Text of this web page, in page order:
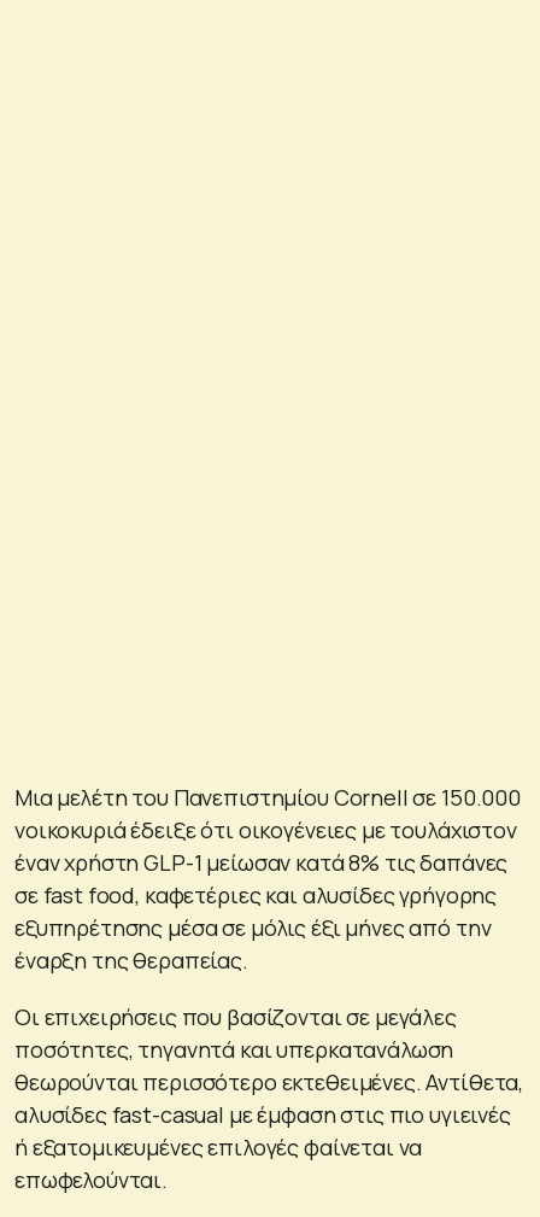
Μια μελέτη του Πανεπιστημίου Cornell σε 150.000
νοικοκυριά έδειξε ότι οικογένειες με τουλάχιστον
έναν χρήστη GLP-1 μείωσαν κατά 8% τις δαπάνες
σε fast food, καφετέριες και αλυσίδες γρήγορης
εξυπηρέτησης μέσα σε μόλις έξι μήνες από την
έναρξη της θεραπείας.
Οι επιχειρήσεις που βασίζονται σε μεγάλες
ποσότητες, τηγανητά και υπερκατανάλωση
θεωρούνται περισσότερο εκτεθειμένες. Αντίθετα,
αλυσίδες fast-casual με έμφαση στις πιο υγιεινές
ή εξατομικευμένες επιλογές φαίνεται να
επωφελούνται.